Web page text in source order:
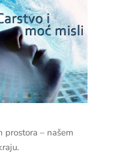
prostora – našem